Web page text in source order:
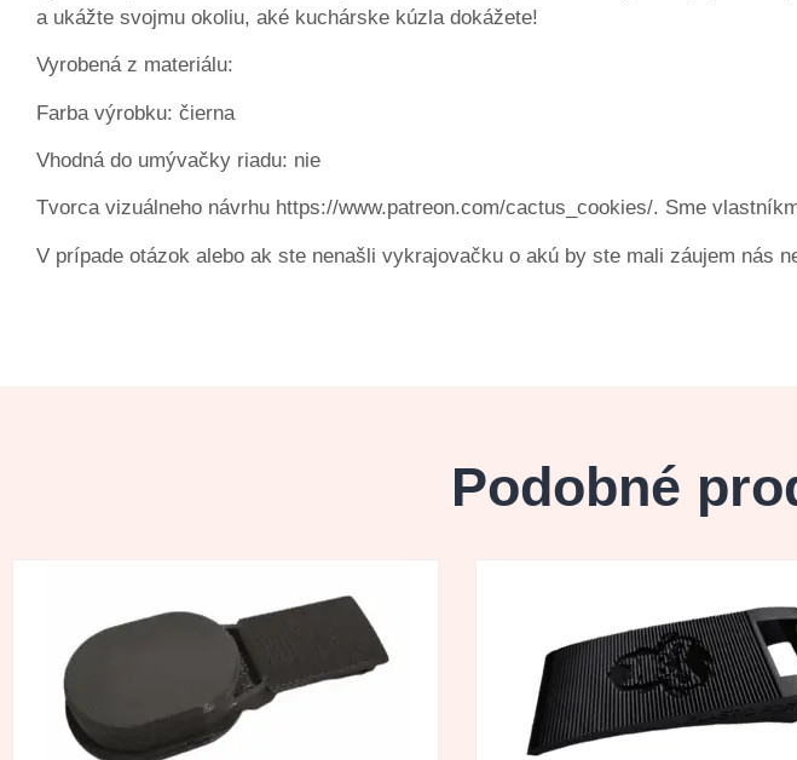
a ukážte svojmu okoliu, aké kuchárske kúzla dokážete!
Vyrobená z materiálu:
Farba výrobku: čierna
Vhodná do umývačky riadu: nie
Tvorca vizuálneho návrhu https://www.patreon.com/cactus_cookies/. Sme
V prípade otázok alebo ak ste nenašli vykrajovačku o akú by ste mali záujem nás
Podobné